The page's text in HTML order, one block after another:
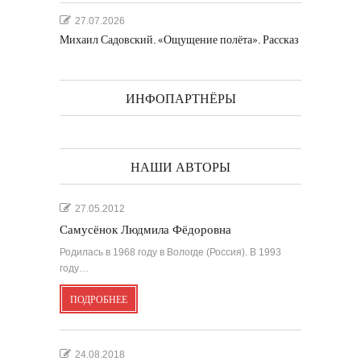
27.07.2026
Михаил Садовский. «Ощущение полёта». Рассказ
ИНФОПАРТНЁРЫ
НАШИ АВТОРЫ
27.05.2012
Самусёнок Людмила Фёдоровна
Родилась в 1968 году в Вологде (Россия). В 1993
году…
ПОДРОБНЕЕ
24.08.2018